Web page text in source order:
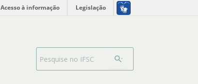
Acesso à informação Legislação
Barra de busca